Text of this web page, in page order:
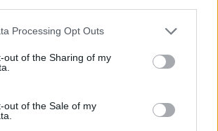
website/app uses one or more Google
visit or usage behaviour. You may click to
to Google and its third-party tags to
below specified purposes in below Google
Processing Opt Outs
out of the Sharing of my
out of the Sale of my
megújításával is készül Mohács a
évfordulójára